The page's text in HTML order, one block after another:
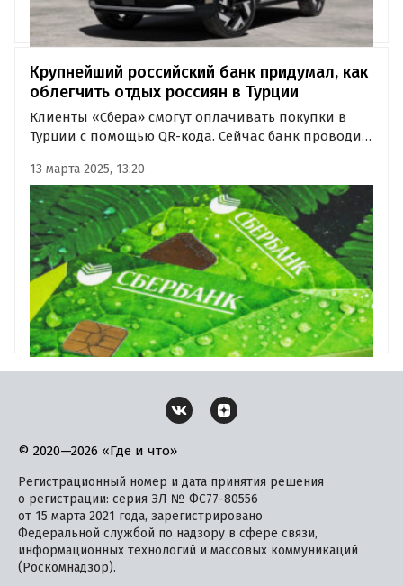
Крупнейший российский банк придумал, как
облегчить отдых россиян в Турции
Клиенты «Сбера» смогут оплачивать покупки в
Турции с помощью QR-кода. Сейчас банк проводит
пресс-службе «Сбера».
13 марта 2025, 13:20
© 2020—2026 «Где и что»
Регистрационный номер и дата принятия решения
о регистрации: серия ЭЛ № ФС77-80556
от 15 марта 2021 года, зарегистрировано
Федеральной службой по надзору в сфере связи,
информационных технологий и массовых коммуникаций
(Роскомнадзор).